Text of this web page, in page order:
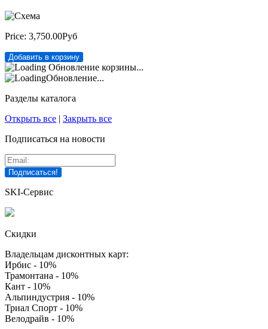
Price: 3,750.00Руб
Обновление корзины...
Обновление...
Разделы каталога
Открыть все | Закрыть все
Подписаться на новости
SKI-Сервис
Скидки
Владельцам дисконтных карт:
Ирбис - 10%
Трамонтана - 10%
Кант - 10%
Альпиндустрия - 10%
Триал Спорт - 10%
Велодрайв - 10%